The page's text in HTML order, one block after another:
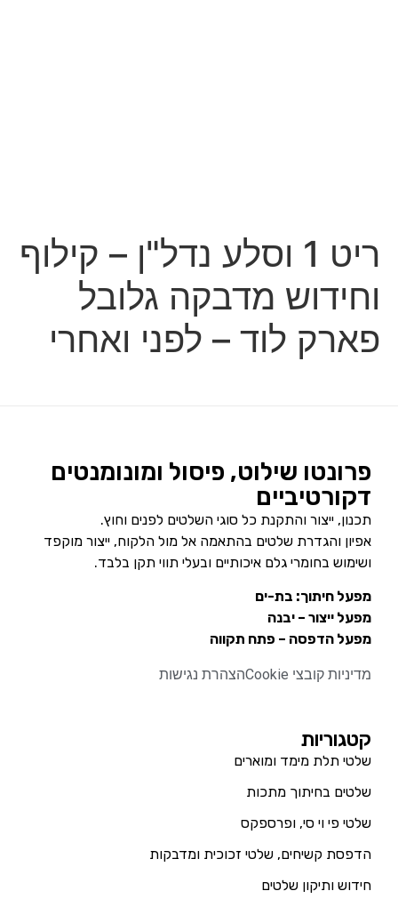
ריט 1 וסלע נדל"ן – קילוף
וחידוש מדבקה גלובל
פארק לוד – לפני ואחרי
פרונטו שילוט, פיסול ומונומנטים
דקורטיביים
תכנון, ייצור והתקנת כל סוגי השלטים לפנים וחוץ.
אפיון והגדרת שלטים בהתאמה אל מול הלקוח, ייצור מוקפד
ושימוש בחומרי גלם איכותיים ובעלי תווי תקן בלבד.
מפעל חיתוך: בת-ים
מפעל ייצור – יבנה
מפעל הדפסה – פתח תקווה
מדיניות קובצי Cookie הצהרת נגישות
קטגוריות
שלטי תלת מימד ומוארים
שלטים בחיתוך מתכות
שלטי פי וי סי, ופרספקס
הדפסת קשיחים, שלטי זכוכית ומדבקות
חידוש ותיקון שלטים